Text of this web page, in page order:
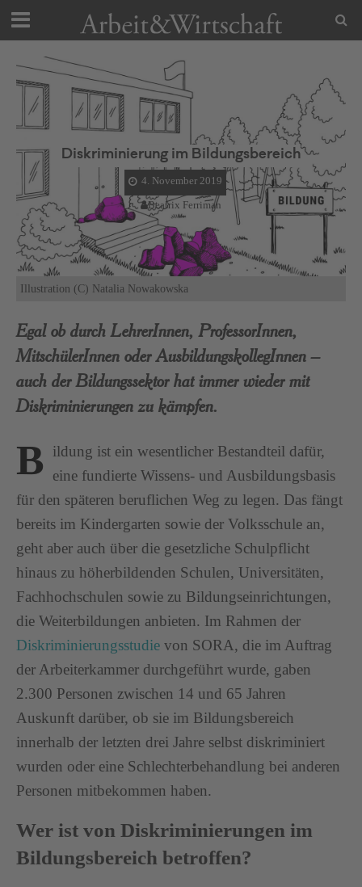
Diskriminierung im Bildungsbereich
4. November 2019
Beatrix Ferriman
Illustration (C) Natalia Nowakowska
Egal ob durch LehrerInnen, ProfessorInnen,
MitschülerInnen oder AusbildungskollegInnen –
auch der Bildungssektor hat immer wieder mit
Diskriminierungen zu kämpfen.
B
ildung ist ein wesentlicher Bestandteil dafür,
eine fundierte Wissens- und Ausbildungsbasis
für den späteren beruflichen Weg zu legen. Das fängt
bereits im Kindergarten sowie der Volksschule an,
geht aber auch über die gesetzliche Schulpflicht
hinaus zu höherbildenden Schulen, Universitäten,
Fachhochschulen sowie zu Bildungseinrichtungen,
die Weiterbildungen anbieten. Im Rahmen der
Diskriminierungsstudie von SORA, die im Auftrag
der Arbeiterkammer durchgeführt wurde, gaben
2.300 Personen zwischen 14 und 65 Jahren
Auskunft darüber, ob sie im Bildungsbereich
innerhalb der letzten drei Jahre selbst diskriminiert
wurden oder eine Schlechterbehandlung bei anderen
Personen mitbekommen haben.
Wer ist von Diskriminierungen im
Bildungsbereich betroffen?